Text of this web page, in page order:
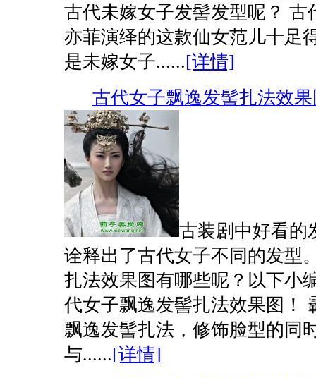
古代未嫁女子发髻发型呢？ 古
亦菲演绎的这款仙女范儿十足
是未嫁女子......[详情]
古代女子飘逸发髻扎法效
古装剧中好看的
诠释出了古代女子不同的发型
扎法效果图有哪些呢？以下小
代女子飘逸发髻扎法效果图！
飘逸发髻扎法，修饰脸型的同
与......[详情]